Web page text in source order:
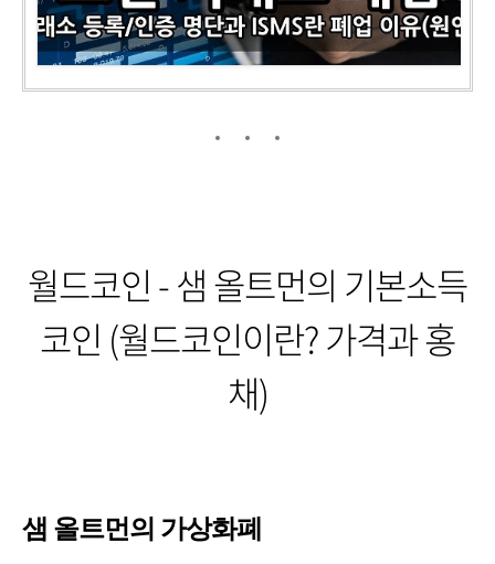
월드코인 - 샘 올트먼의 기본소득
코인 (월드코인이란? 가격과 홍
채)
샘 올트먼의 가상화폐